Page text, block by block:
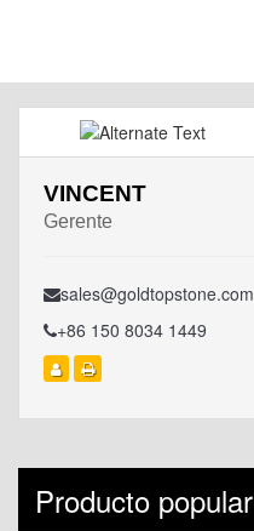
VINCENT
Gerente
sales@goldtopstone.com
+86 150 8034 1449
Producto popular